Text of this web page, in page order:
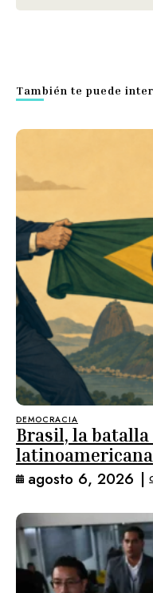
También te puede
DEMOCRACIA
Brasil, la batalla
latinoamericana
agosto 6, 2026 |